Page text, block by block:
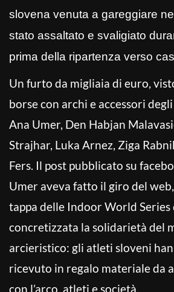
slovena venuta a gareggiare
stato assaltato e svaligiato
prima della ripartenza verso
Un furto da migliaia di euro,
borse con archi e accessori
Ana Umer, Den Habjan
Strajhar, Luka Arnez, Ziga
Fers. Il post pubblicato su
Umer aveva fatto il giro del
tappa delle Indoor World Series
concretizzata la solidarietà del
arcieristico: gli atleti sloveni
ricevuto in regalo materiale da
con l’arco, atleti e società.